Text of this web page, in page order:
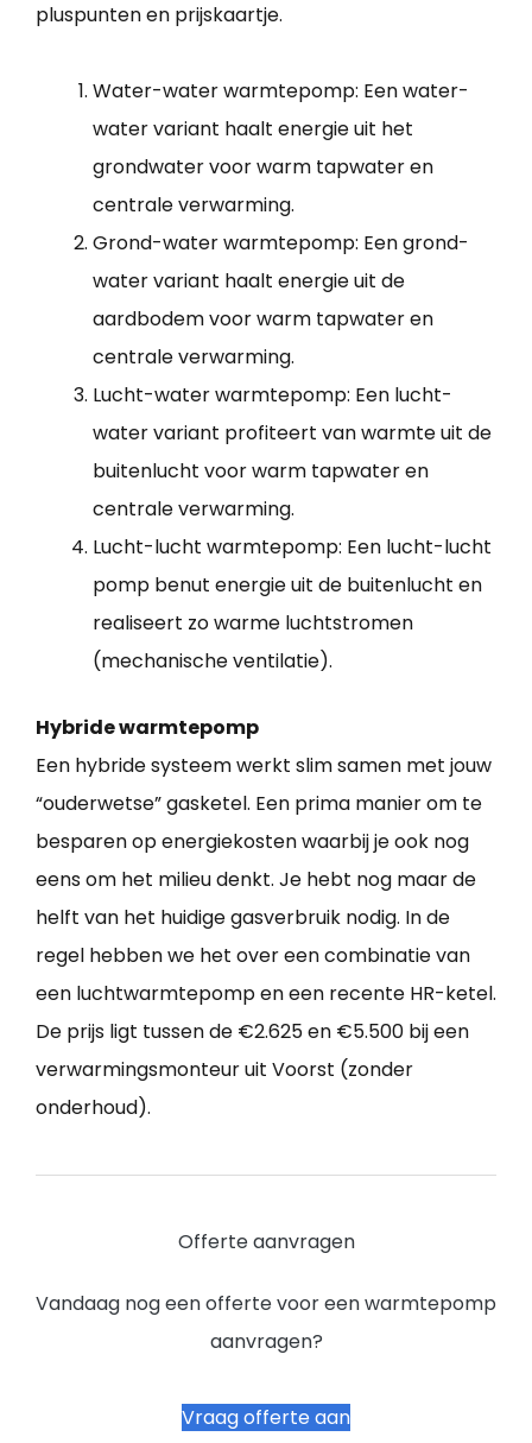
pluspunten en prijskaartje.
Water-water warmtepomp: Een water-
water variant haalt energie uit het
grondwater voor warm tapwater en
centrale verwarming.
Grond-water warmtepomp: Een grond-
water variant haalt energie uit de
aardbodem voor warm tapwater en
centrale verwarming.
Lucht-water warmtepomp: Een lucht-
water variant profiteert van warmte uit de
buitenlucht voor warm tapwater en
centrale verwarming.
Lucht-lucht warmtepomp: Een lucht-lucht
pomp benut energie uit de buitenlucht en
realiseert zo warme luchtstromen
(mechanische ventilatie).
Hybride warmtepomp
Een hybride systeem werkt slim samen met jouw
“ouderwetse” gasketel. Een prima manier om te
besparen op energiekosten waarbij je ook nog
eens om het milieu denkt. Je hebt nog maar de
helft van het huidige gasverbruik nodig. In de
regel hebben we het over een combinatie van
een luchtwarmtepomp en een recente HR-ketel.
De prijs ligt tussen de €2.625 en €5.500 bij een
verwarmingsmonteur uit Voorst (zonder
onderhoud).
Offerte aanvragen
Vandaag nog een offerte voor een warmtepomp
aanvragen?
Vraag offerte aan